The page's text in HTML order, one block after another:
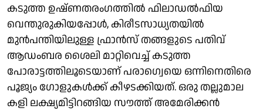
കടുത്ത ഉഷ്ണതരംഗത്തില്‍ ഫിലാഡല്‍ഫിയ
വെന്തുരുകിയപ്പോള്‍, കിരീടസാധ്യതയില്‍
മുന്‍പന്തിയിലുള്ള ഫ്രാന്‍സ് തങ്ങളുടെ പതിവ്
ആഡംബര ശൈലി മാറ്റിവെച്ച് കടുത്ത
പോരാട്ടത്തിലൂടെയാണ് പരാഗ്വെയെ ഒന്നിനെതിരെ
പൂജ്യം ഗോളുകള്‍ക്ക് കീഴടക്കിയത്. ഒരു തല്ലുമാല
കളി ലക്ഷ്യമിട്ടിറങ്ങിയ സൗത്ത് അമേരിക്കന്‍